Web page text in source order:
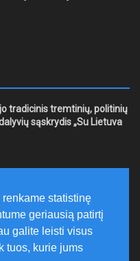
tradicinis tremtinių, politinių
sąskrydis „Su Lietuva
tausoti aplinką
statistinę
geriausią patirtį
galite leisti visus
tuos, kurie jums